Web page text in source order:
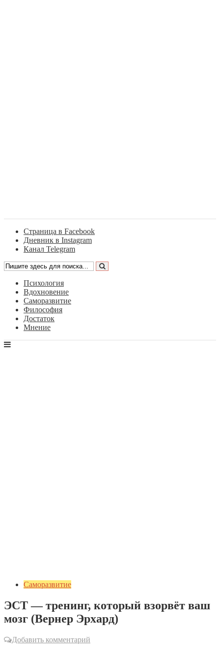
Страница в Facebook
Дневник в Instagram
Канал Telegram
Психология
Вдохновение
Саморазвитие
Философия
Достаток
Мнение
Саморазвитие
ЭСТ — тренинг, который взорвёт ваш
мозг (Вернер Эрхард)
Добавить комментарий